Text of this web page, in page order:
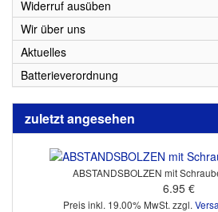
Widerruf ausüben
Wir über uns
Aktuelles
Batterieverordnung
zuletzt angesehen
ABSTANDSBOLZEN mit
6.95 €
Preis inkl. 19.00% MwSt. zzgl.